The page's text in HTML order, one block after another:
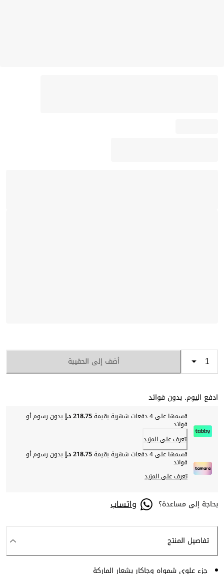
أضف إلى الحقيبة
ادفع اليوم. بدون فوائد
قسمها على 4 دفعات شهرية بقيمة 218.75 د.إ بدون رسوم أو
فوائد
تعرف على المزيد
قسمها على 4 دفعات شهرية بقيمة
218.75 د.إ بدون رسوم أو
فوائد
تعرف على المزيد
بحاجة إلى مساعدة؟ واتساب
تفاصيل المنتج
جزء علوي شمواه وجاكار بشعار الماركة